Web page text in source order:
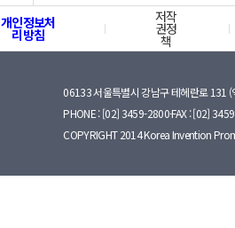
개인정보처
리방침
저작
권정
책
06133 서울특별시 강남구 테헤란로 131 (
PHONE : [02] 3459-2800·FAX : [02]
COPYRIGHT 2014 Korea Invention